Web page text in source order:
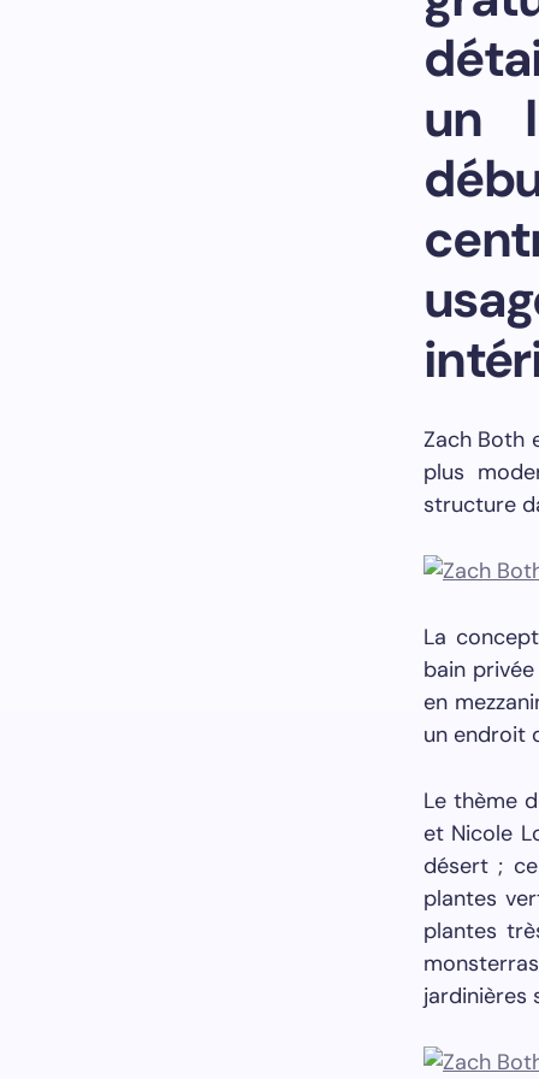
un
Zach Both
plus
structure
La
bain
en
un endroit
Le thème
et Nicole
désert ;
plantes
plantes
jardinières